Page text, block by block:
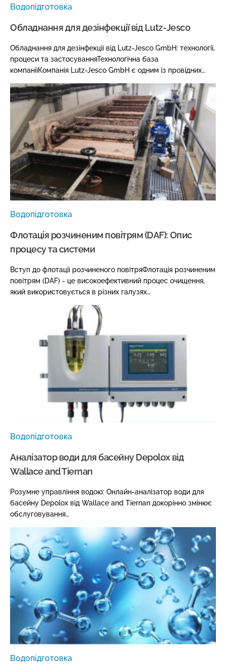
Водопідготовка
Обладнання для дезінфекції від Lutz-Jesco
Обладнання для дезінфекції від Lutz-Jesco GmbH: технології,
процеси та застосуванняТехнологічна база
компаніїКомпанія Lutz-Jesco GmbH є одним із провідних…
Водопідготовка
Флотація розчиненим повітрям (DAF): Опис
процесу та системи
Вступ до флотації розчиненого повітряФлотація розчиненим
повітрям (DAF) - це високоефективний процес очищення,
який використовується в різних галузях…
Водопідготовка
Аналізатор води для басейну Depolox від
Wallace and Tiernan
Розумне управління водою: Онлайн-аналізатор води для
басейну Depolox від Wallace and Tiernan докорінно змінює
обслуговування…
Водопідготовка